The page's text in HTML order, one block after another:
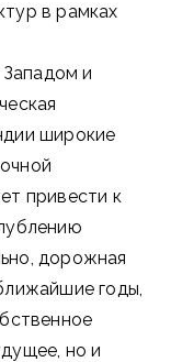
в рамках
и
широкие
привести к
дорожная
годы,
но и